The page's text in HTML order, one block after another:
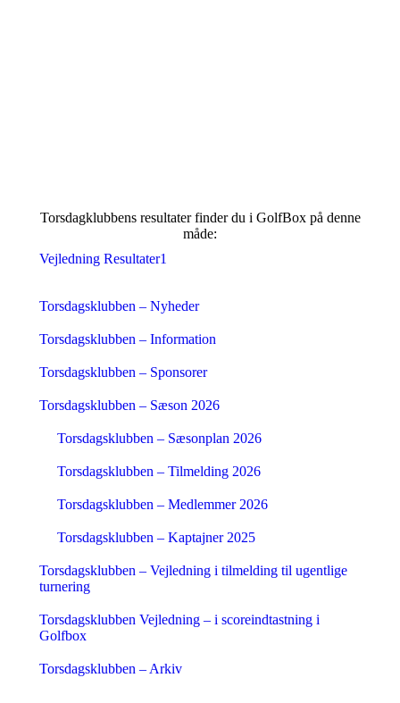
Torsdagklubbens resultater finder du i GolfBox på denne
måde:
Vejledning Resultater1
Torsdagsklubben – Nyheder
Torsdagsklubben – Information
Torsdagsklubben – Sponsorer
Torsdagsklubben – Sæson 2026
Torsdagsklubben – Sæsonplan 2026
Torsdagsklubben – Tilmelding 2026
Torsdagsklubben – Medlemmer 2026
Torsdagsklubben – Kaptajner 2025
Torsdagsklubben – Vejledning i tilmelding til ugentlige
turnering
Torsdagsklubben Vejledning – i scoreindtastning i
Golfbox
Torsdagsklubben – Arkiv